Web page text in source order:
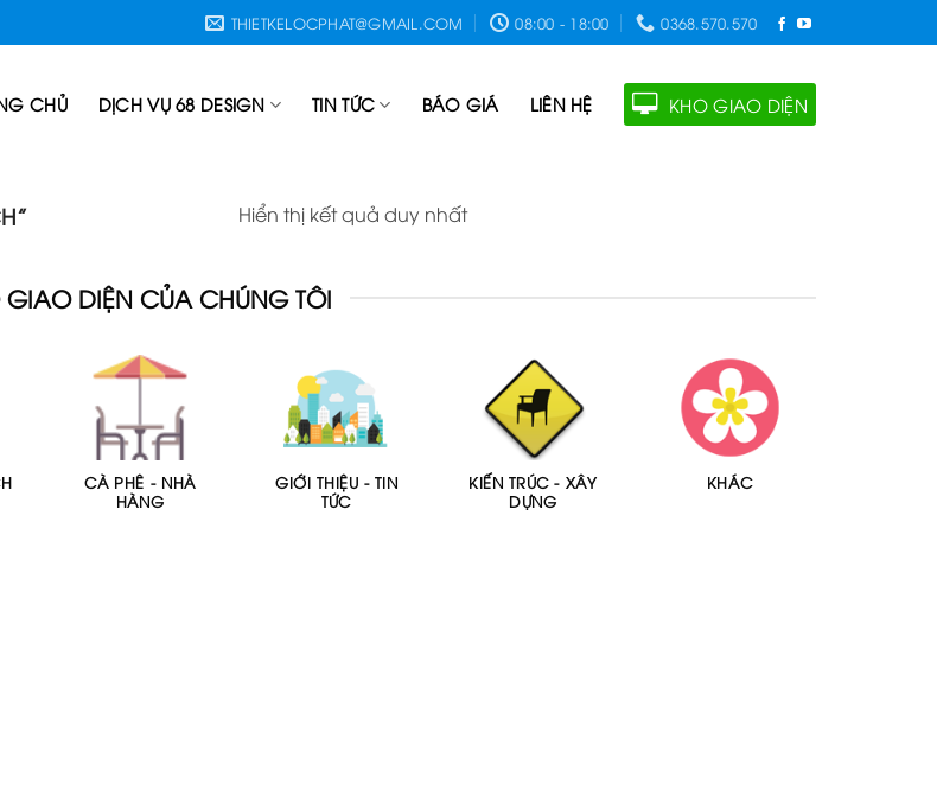
THIETKELOCPHAT@GMAIL.COM 08:00 - 18:00 0368.570.570
CHỦ DỊCH VỤ 68 DESIGN TIN TỨC BÁO GIÁ LIÊN HỆ KHO GIAO DIỆN
Hiển thị kết quả duy nhất
GIAO DIỆN CỦA CHÚNG TÔI
CÀ PHÊ - NHÀ
HÀNG
GIỚI THIỆU - TIN
TỨC
KIẾN TRÚC - XÂY
DỰNG
KHÁC